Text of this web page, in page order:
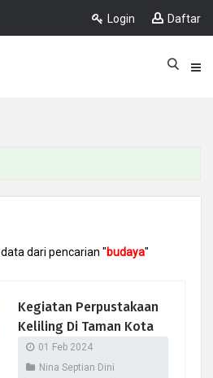
Login Daftar
data dari pencarian "budaya"
Kegiatan Perpustakaan
Keliling Di Taman Kota
01 Feb 2024
Nina Septian Dini